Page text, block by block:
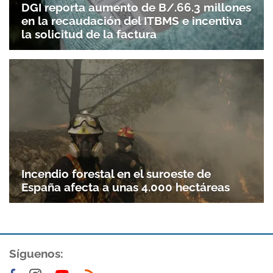
DGI reporta aumento de B/.66.3 millones
en la recaudación del ITBMS e incentiva
la solicitud de la factura
Incendio forestal en el suroeste de
España afecta a unas 4.000 hectáreas
Síguenos: